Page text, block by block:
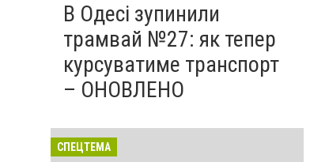
В Одесі зупинили
трамвай №27: як тепер
курсуватиме транспорт
– ОНОВЛЕНО
СПЕЦТЕМА